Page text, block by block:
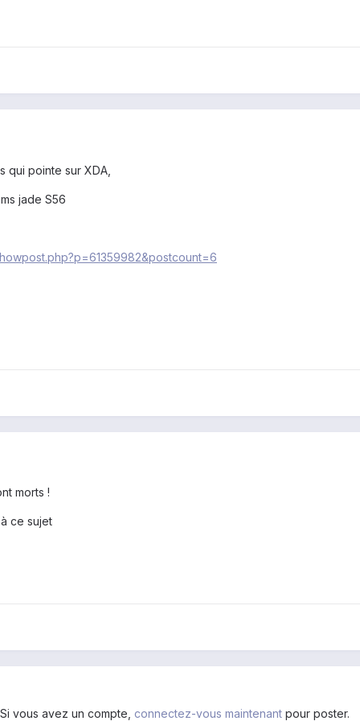
qui pointe sur XDA,
jade S56
morts !
ce sujet
vous avez un compte, connectez-vous maintenant pour poster.